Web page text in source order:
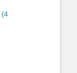
(4